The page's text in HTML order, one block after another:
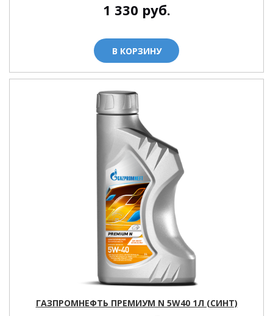
1 330 руб.
В КОРЗИНУ
ГАЗПРОМНЕФТЬ ПРЕМИУМ N 5W40 1Л (СИНТ)